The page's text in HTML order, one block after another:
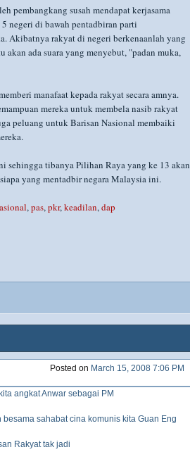
pembangkang susah mendapat kerjasama
negeri di bawah pentadbiran parti
Akibatnya rakyat di negeri berkenaanlah yang
ada suara yang menyebut, "padan muka,
manafaat kepada rakyat secara amnya.
mereka untuk membela nasib rakyat
peluang untuk Barisan Nasional membaiki
sehingga tibanya Pilihan Raya yang ke 13 akan
yang mentadbir negara Malaysia ini.
,pas,pkr,keadilan,dap
Posted on March 15, 2008 7:06 PM
angkat Anwar sebagai PM
sahabat cina komunis kita Guan Eng
Rakyat tak jadi